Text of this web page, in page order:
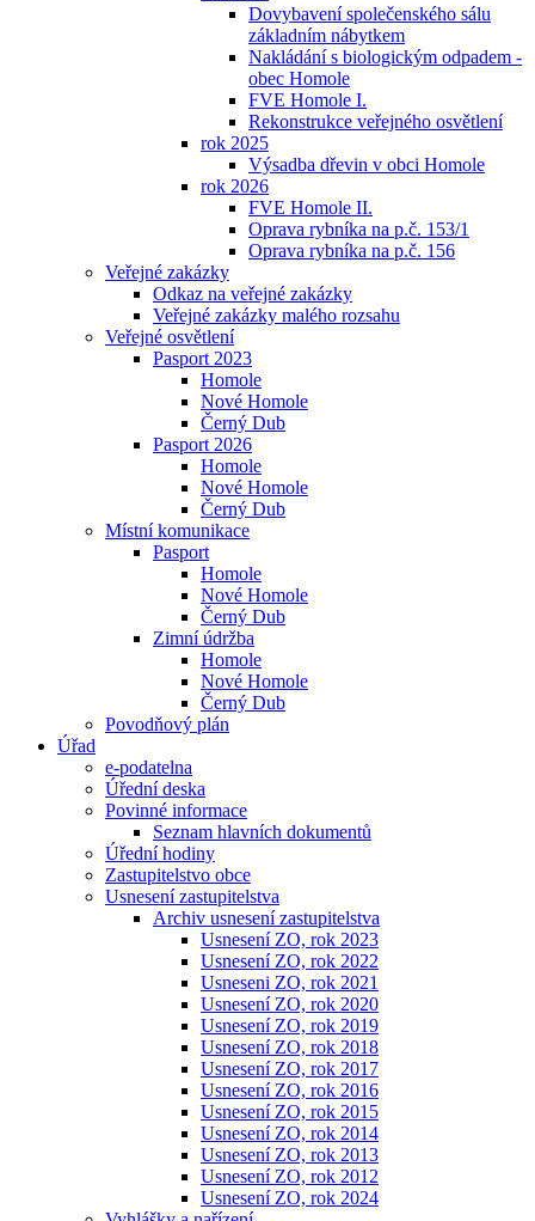
Dovybavení společenského sálu
základním nábytkem
Nakládání s biologickým odpadem -
obec Homole
FVE Homole I.
Rekonstrukce veřejného osvětlení
rok 2025
Výsadba dřevin v obci Homole
rok 2026
FVE Homole II.
Oprava rybníka na p.č. 153/1
Oprava rybníka na p.č. 156
Veřejné zakázky
Odkaz na veřejné zakázky
Veřejné zakázky malého rozsahu
Veřejné osvětlení
Pasport 2023
Homole
Nové Homole
Černý Dub
Pasport 2026
Homole
Nové Homole
Černý Dub
Místní komunikace
Pasport
Homole
Nové Homole
Černý Dub
Zimní údržba
Homole
Nové Homole
Černý Dub
Povodňový plán
Úřad
e-podatelna
Úřední deska
Povinné informace
Seznam hlavních dokumentů
Úřední hodiny
Zastupitelstvo obce
Usnesení zastupitelstva
Archiv usnesení zastupitelstva
Usnesení ZO, rok 2023
Usnesení ZO, rok 2022
Usneseni ZO, rok 2021
Usnesení ZO, rok 2020
Usnesení ZO, rok 2019
Usnesení ZO, rok 2018
Usnesení ZO, rok 2017
Usnesení ZO, rok 2016
Usnesení ZO, rok 2015
Usnesení ZO, rok 2014
Usnesení ZO, rok 2013
Usnesení ZO, rok 2012
Usnesení ZO, rok 2024